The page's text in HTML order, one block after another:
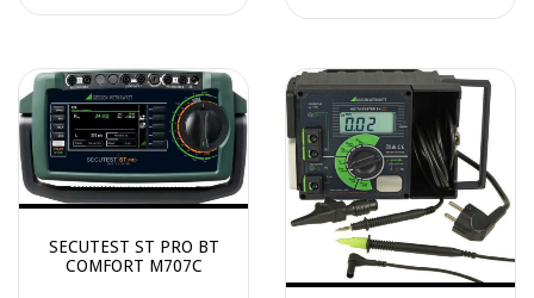
SECUTEST ST PRO BT
COMFORT M707C